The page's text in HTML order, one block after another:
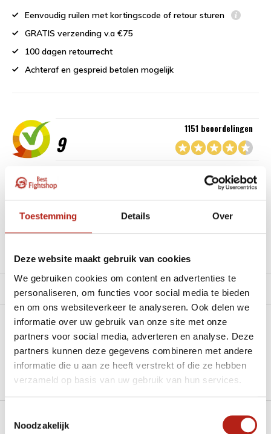
Toestemming Details Over
Deze website maakt gebruik van cookies
We gebruiken cookies om content en advertenties te
personaliseren, om functies voor social media te bieden
en om ons websiteverkeer te analyseren. Ook delen we
informatie over uw gebruik van onze site met onze
partners voor social media, adverteren en analyse. Deze
partners kunnen deze gegevens combineren met andere
informatie die u aan ze heeft verstrekt of die ze hebben
verzameld op basis van uw gebruik van hun services.
Noodzakelijk
Eenvoudig ruilen met kortingscode of retour sturen
GRATIS verzending v.a €75
100 dagen retourrecht
Achteraf en gespreid betalen mogelijk
9
1151 beoordelingen
“Goede service , zeer correcte afhandeling en kwaliteit
materiaal.”
Beschikbaar in de volgende varianten:
Productomschrijving
Product tags
Heb je een vraag over dit product?
Stel je vraag in de Chat voor een snel antwoord 24/7
Groot aantal nodig?
Klik hier om een offerte aan te vragen